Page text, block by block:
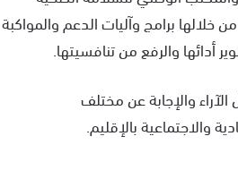
برامج وآليات الدعم والمواكبة
أدائها والرفع من تنافسيتها.
والإجابة عن مختلف
والاجتماعية بالإقليم.